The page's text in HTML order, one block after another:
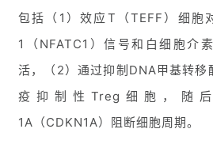
包括（1）效应T（TEFF）细胞
1（NFATC1）信号和白细胞介
活，（2）通过抑制DNA甲基转移
疫抑制性Treg细胞，随
1A（CDKN1A）阻断细胞周期。